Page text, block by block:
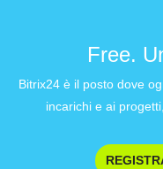
Free.
Bitrix24 è il posto dove
incarichi e ai